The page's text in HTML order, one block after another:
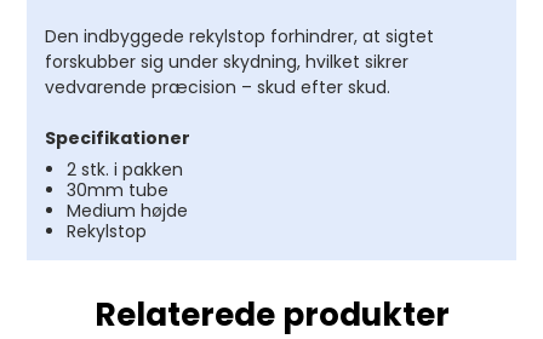
Den indbyggede rekylstop forhindrer, at sigtet
forskubber sig under skydning, hvilket sikrer
vedvarende præcision – skud efter skud.
Specifikationer
2 stk. i pakken
30mm tube
Medium højde
Rekylstop
Relaterede produkter